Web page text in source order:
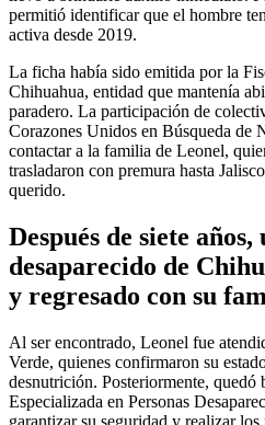
permitió identificar que el hombre
activa desde 2019.
La ficha había sido emitida por la
Chihuahua, entidad que mantenía
paradero. La participación de
Corazones Unidos en Búsqueda de
contactar a la familia de Leonel,
trasladaron con premura hasta
querido.
Después de siete
desaparecido de
y regresado con su
Al ser encontrado, Leonel fue
Verde, quienes confirmaron su
desnutrición. Posteriormente, quedó
Especializada en Personas
garantizar su seguridad y realizar